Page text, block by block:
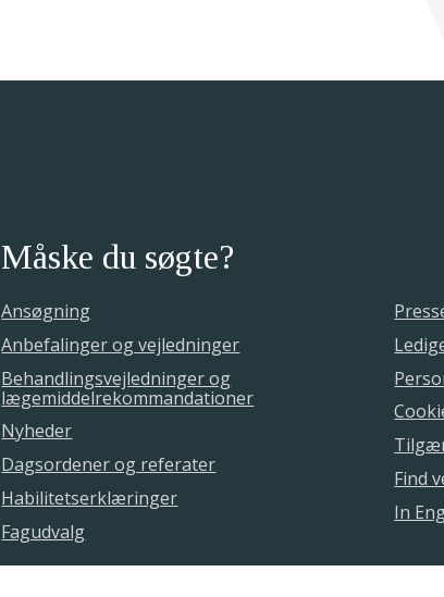
Måske du søgte?
Ansøgning
Anbefalinger og vejledninger
Behandlingsvejledninger og
lægemiddelrekommandationer
Nyheder
Dagsordener og referater
Habilitetserklæringer
Fagudvalg
Find
In